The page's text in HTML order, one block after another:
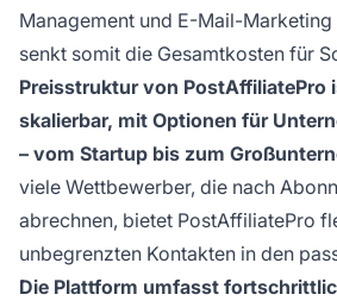
Management und E-Mail-
senkt somit die Gesamtkosten für
Preisstruktur von PostAffiliatePro
skalierbar, mit Optionen für
– vom Startup bis zum
viele Wettbewerber, die nach
abrechnen, bietet PostAffiliatePro
unbegrenzten Kontakten in den
Die Plattform umfasst